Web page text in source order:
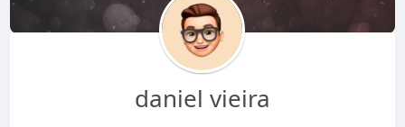
daniel vieira